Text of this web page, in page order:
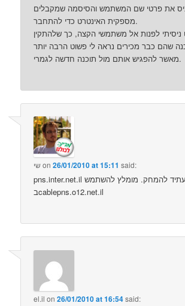
את פרטי שם המשתמש והסיסמה שמקבלים
מספקית האינטרט כדי להתחבר.
ניסיתי לפנות אל משתמשי הקצה, כך שלהתקין
שהם כבר מכירים נראה לי פשוט הרבה יותר
מאשר להפגיש אותם מול תוכנה חדשה לגמרי.
שיon26/01/2010 at 15:11 said:
pns.inter.net.il הוא דומיין ישן ועתיד להמחק. מומלץ להשתמש
בcablepns.o12.net.il
el.il on26/01/2010 at 16:54said: